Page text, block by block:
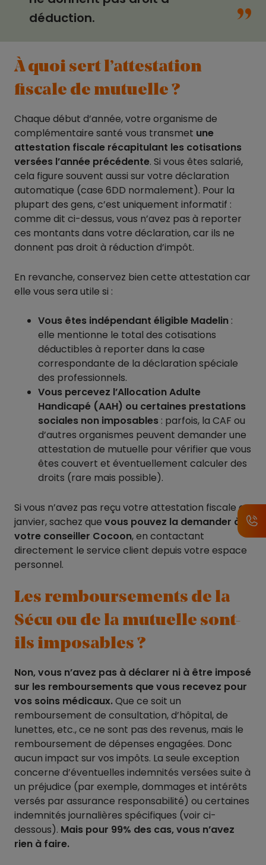
déduction.
À quoi sert l’attestation
fiscale de mutuelle ?
Chaque début d’année, votre organisme de
complémentaire santé vous transmet une
attestation fiscale récapitulant les cotisations
versées l’année précédente. Si vous êtes salarié,
cela figure souvent aussi sur votre déclaration
automatique (case 6DD normalement). Pour la
plupart des gens, c’est uniquement informatif :
comme dit ci-dessus, vous n’avez pas à reporter
ces montants dans votre déclaration, car ils ne
donnent pas droit à réduction d’impôt.
En revanche, conservez bien cette attestation car
elle vous sera utile si :
Vous êtes indépendant éligible Madelin :
elle mentionne le total des cotisations
déductibles à reporter dans la case
correspondante de la déclaration spéciale
des professionnels.
Vous percevez l’Allocation Adulte
Handicapé (AAH) ou certaines prestations
sociales non imposables : parfois, la CAF ou
d’autres organismes peuvent demander une
attestation de mutuelle pour vérifier que vous
êtes couvert et éventuellement calculer des
droits (rare mais possible).
Si vous n’avez pas reçu votre attestation fiscale en
janvier, sachez que vous pouvez la demander à
votre conseiller Cocoon, en contactant
directement le service client depuis votre espace
personnel.
Les remboursements de la
Sécu ou de la mutuelle sont-
ils imposables ?
Non, vous n’avez pas à déclarer ni à être imposé
sur les remboursements que vous recevez pour
vos soins médicaux.Que ce soit un
remboursement de consultation, d’hôpital, de
lunettes, etc., ce ne sont pas des revenus, mais le
remboursement de dépenses engagées. Donc
aucun impact sur vos impôts. La seule exception
concerne d’éventuelles indemnités versées suite à
un préjudice (par exemple, dommages et intérêts
versés par assurance responsabilité) ou certaines
indemnités journalières spécifiques (voir ci-
dessous). Mais pour 99% des cas, vous n’avez
rien à faire.